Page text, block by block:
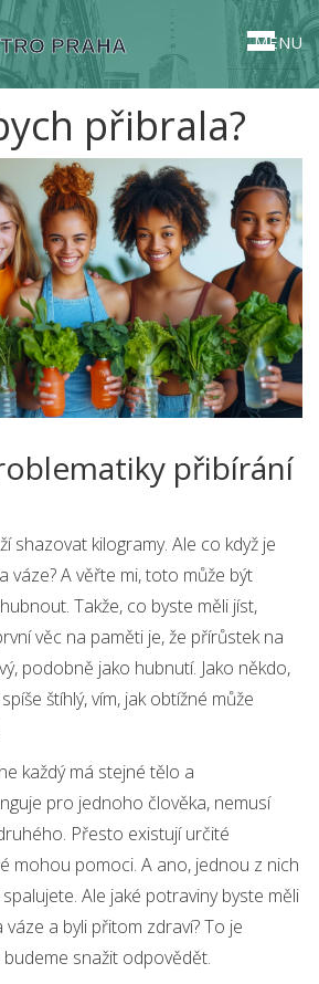
MENU
přibrala?
přibírání
shazovat kilogramy. Ale co když je
váze? A věřte mi, toto může být
Takže, co byste měli jíst,
věc na paměti je, že přírůstek na
podobně jako hubnutí. Jako někdo,
štíhlý, vím, jak obtížné může
každý má stejné tělo a
pro jednoho člověka, nemusí
Přesto existují určité
mohou pomoci. A ano, jednou z nich
Ale jaké potraviny byste měli
a byli přitom zdraví? To je
snažit odpovědět.